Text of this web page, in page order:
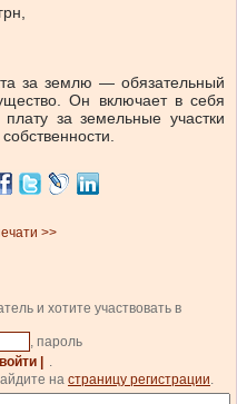
за землю — обязательный
Он включает в себя
за земельные участки
>>
и хотите участвовать в
, пароль
| войти |
.
на страницу регистрации.